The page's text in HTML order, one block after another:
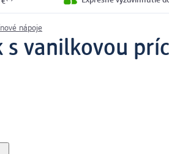
nápoje
s vanilkovou